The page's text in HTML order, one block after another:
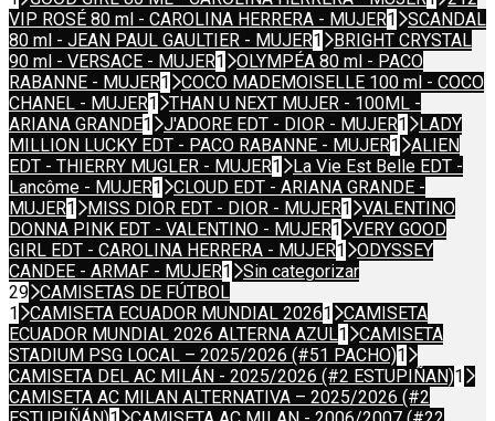
VIP ROSÉ 80 ml - CAROLINA HERRERA - MUJER1
SCANDAL
80 ml - JEAN PAUL GAULTIER - MUJER1
BRIGHT CRYSTAL
90 ml - VERSACE - MUJER1
OLYMPÉA 80 ml - PACO
RABANNE - MUJER1
COCO MADEMOISELLE 100 ml - COCO
CHANEL - MUJER1
THAN U NEXT MUJER - 100ML -
ARIANA GRANDE1 J'ADORE EDT - DIOR - MUJER1
LADY
MILLION LUCKY EDT - PACO RABANNE - MUJER1
ALIEN
EDT - THIERRY MUGLER - MUJER1
La Vie Est Belle EDT -
Lancôme - MUJER1
CLOUD EDT - ARIANA GRANDE -
MUJER1 MISS DIOR EDT - DIOR - MUJER1
VALENTINO
DONNA PINK EDT - VALENTINO - MUJER1
VERY GOOD
GIRL EDT - CAROLINA HERRERA - MUJER1
ODYSSEY
CANDEE - ARMAF - MUJER1
Sin categorizar
29 CAMISETAS DE FÚTBOL
1
CAMISETA ECUADOR MUNDIAL 20261
CAMISETA
ECUADOR MUNDIAL 2026 ALTERNA AZUL1
CAMISETA
STADIUM PSG LOCAL – 2025/2026 (#51 PACHO)1
CAMISETA DEL AC MILÁN - 2025/2026 (#2 ESTUPIÑAN)1
CAMISETA AC MILAN ALTERNATIVA – 2025/2026 (#2